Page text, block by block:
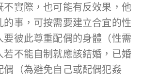
不實際，也可能有反效果，他
的事，可按需要建立合宜的性
要彼此尊重配偶的身體（性需
若不能自制就應該結婚，已婚
偶（為避免自己或配偶犯姦